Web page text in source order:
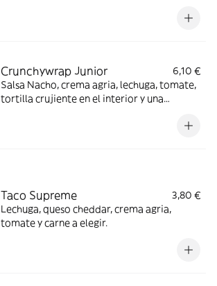
Crunchywrap Junior
6,10 €
Salsa Nacho, crema agria, lechuga, tomate,
tortilla crujiente en el interior y una
Crunchywrap Junior partido en 2 trozos).
Taco Supreme
3,80 €
Lechuga, queso cheddar, crema agria,
tomate y carne a elegir.